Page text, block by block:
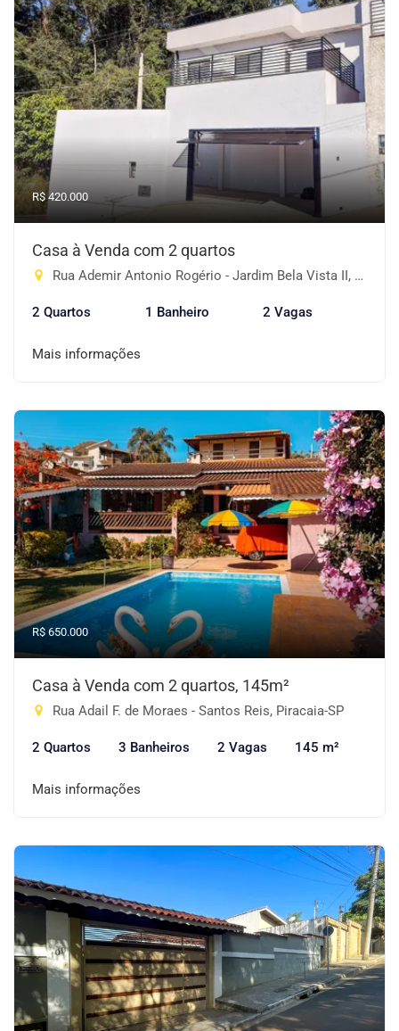
R$ 420.000
Casa à Venda com 2 quartos
Rua Ademir Antonio Rogério - Jardim Bela Vista II, Piracaia-SP
2 Quartos 1 Banheiro 2 Vagas
Mais informações
R$ 650.000
Casa à Venda com 2 quartos, 145m²
Rua Adail F. de Moraes - Santos Reis, Piracaia-SP
2 Quartos 3 Banheiros 2 Vagas 145 m²
Mais informações